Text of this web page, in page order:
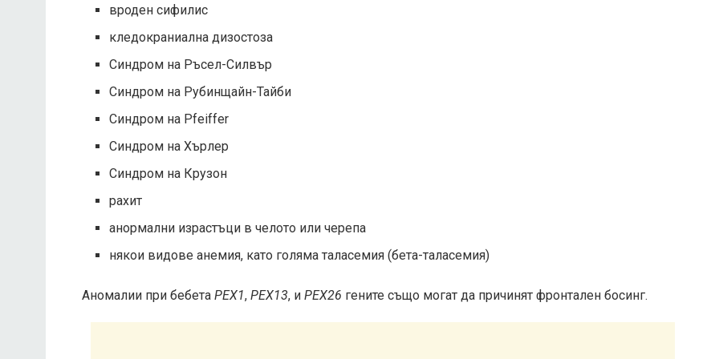
вроден сифилис
кледокраниална дизостоза
Синдром на Ръсел-Силвър
Синдром на Рубинщайн-Тайби
Синдром на Pfeiffer
Синдром на Хърлер
Синдром на Крузон
рахит
анормални израстъци в челото или черепа
някои видове анемия, като голяма таласемия (бета-таласемия)
Аномалии при бебета PEX1, PEX13, и PEX26 гените също могат да причинят фронтален босинг.